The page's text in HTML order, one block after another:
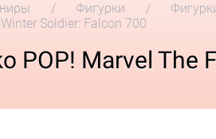
Фигурки
Soldier: Falcon 700
POP! Marvel The